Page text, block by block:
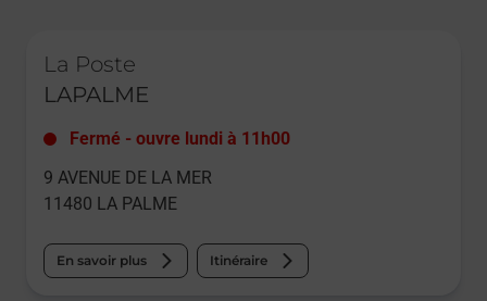
La Poste
LAPALME
Fermé - ouvre lundi à 11h00
9 AVENUE DE LA MER
11480 LA PALME
En savoir plus Itinéraire